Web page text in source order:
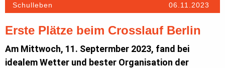
Schulleben 06.11.2023
Erste Plätze beim Crosslauf Berlin
Am Mittwoch, 11. Septermber 2023, fand bei
idealem Wetter und bester Organisation der